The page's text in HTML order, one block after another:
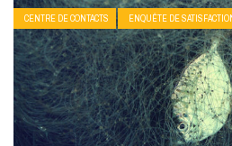
CENTRE DE CONTACTS ENQUÊTE DE